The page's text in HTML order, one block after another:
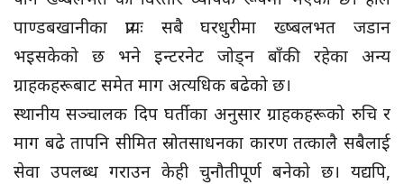
पाण्डबखानीका प्रायः सबै घरधुरीमा ख्ष्बलभत जडान
भइसकेको छ भने इन्टरनेट जोड्न बाँकी रहेका अन्य
ग्राहकहरूबाट समेत माग अत्यधिक बढेको छ।
स्थानीय सञ्चालक दिप घर्तीका अनुसार ग्राहकहरूको रुचि र
माग बढे तापनि सीमित स्रोतसाधनका कारण तत्कालै सबैलाई
सेवा उपलब्ध गराउन केही चुनौतीपूर्ण बनेको छ। यद्यपि,